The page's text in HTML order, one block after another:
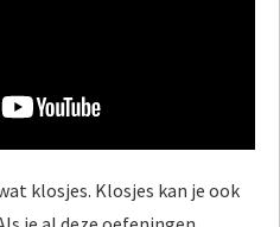
klosjes. Klosjes kan je ook